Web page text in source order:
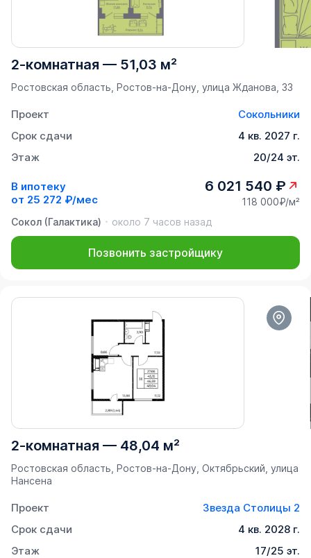
2-комнатная — 51,03 м²
Ростовская область, Ростов-на-Дону, улица Жданова, 33
Проект
Сокольники
Срок сдачи
4 кв. 2027 г.
Этаж
20/24 эт.
В ипотеку
от 25 272 ₽/мес
6 021 540 ₽
118 000₽/м²
Сокол (Галактика)
около 7 часов назад
Позвонить застройщику
2-комнатная — 48,04 м²
Ростовская область, Ростов-на-Дону, Октябрьский, улица
Нансена
Проект
Звезда Столицы 2
Срок сдачи
4 кв. 2028 г.
Этаж
17/25 эт.